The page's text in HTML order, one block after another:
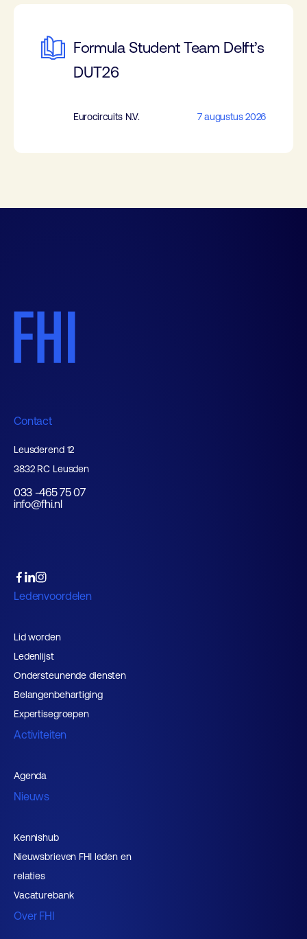
Formula Student Team Delft’s
DUT26
Eurocircuits N.V. 7 augustus 2026
Contact
Leusderend 12
3832 RC Leusden
033 -465 75 07
info@fhi.nl
Ledenvoordelen
Lid worden
Ledenlijst
Ondersteunende diensten
Belangenbehartiging
Expertisegroepen
Activiteiten
Agenda
Nieuws
Kennishub
Nieuwsbrieven FHI leden en
relaties
Vacaturebank
Over FHI